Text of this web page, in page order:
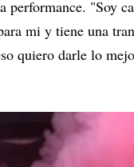
performance. "Soy
mi y tiene una
quiero darle lo